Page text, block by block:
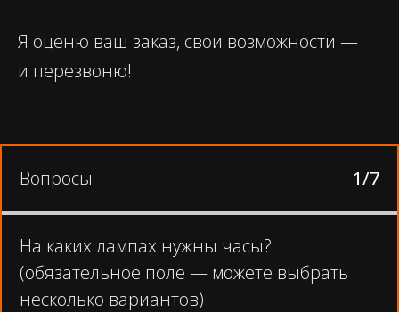
Я оценю ваш заказ, свои возможности —
и перезвоню!
Вопросы 1/7
На каких лампах нужны часы?
(обязательное поле — можете выбрать
несколько вариантов)